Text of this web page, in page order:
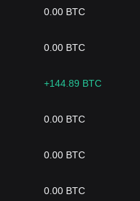
0.00 BTC
0.00 BTC
+144.89 BTC
0.00 BTC
0.00 BTC
0.00 BTC